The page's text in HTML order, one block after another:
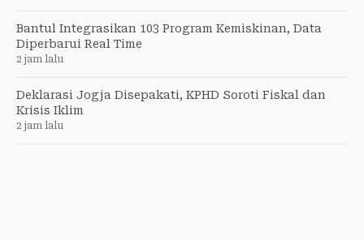
Bantul Integrasikan 103 Program Kemiskinan, Data
Diperbarui Real Time
2 jam lalu
Deklarasi Jogja Disepakati, KPHD Soroti Fiskal dan
Krisis Iklim
2 jam lalu